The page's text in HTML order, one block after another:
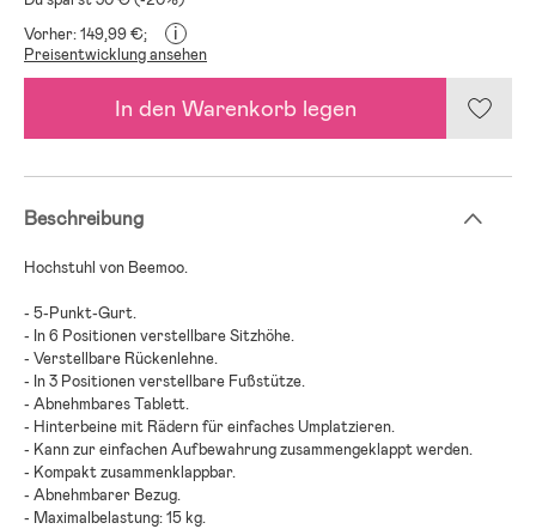
Vorher: 149,99 €;
i
Preisentwicklung ansehen
In den Warenkorb legen
Beschreibung
Hochstuhl von Beemoo.
- 5-Punkt-Gurt.
- In 6 Positionen verstellbare Sitzhöhe.
- Verstellbare Rückenlehne.
- In 3 Positionen verstellbare Fußstütze.
- Abnehmbares Tablett.
- Hinterbeine mit Rädern für einfaches Umplatzieren.
- Kann zur einfachen Aufbewahrung zusammengeklappt werden.
- Kompakt zusammenklappbar.
- Abnehmbarer Bezug.
- Maximalbelastung: 15 kg.